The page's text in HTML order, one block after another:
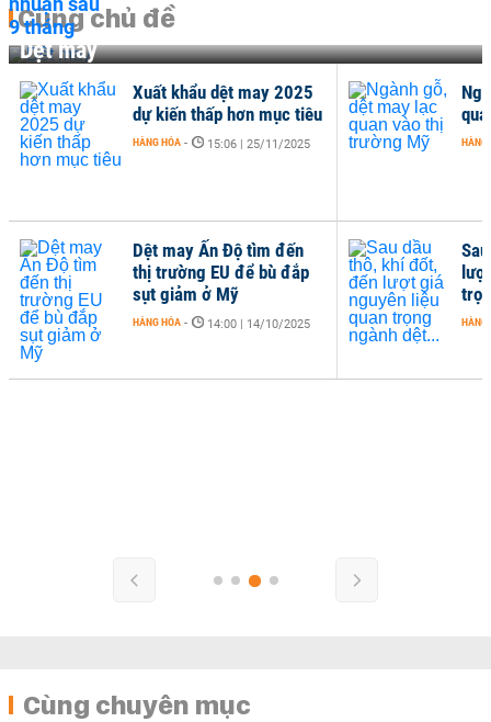
Cùng chủ đề
Dệt may
HÀNG
Xuất khẩu dệt may 2025
dự kiến thấp hơn mục tiêu
HÀNG HÓA - 15:06 | 25/11/2025
Dệt may Ấn Độ tìm đến
thị trường EU để bù đắp
sụt giảm ở Mỹ
HÀNG HÓA - 14:00 | 14/10/2025
HÀNG
Cùng chuyên mục